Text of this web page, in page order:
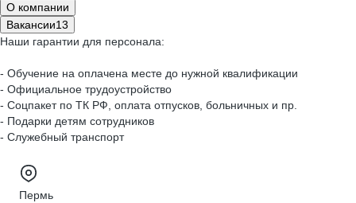
О компании
Вакансии13
Наши гарантии для персонала:
- Обучение на оплачена месте до нужной квалификации
- Официальное трудоустройство
- Соцпакет по ТК РФ, оплата отпусков, больничных и пр.
- Подарки детям сотрудников
- Служебный транспорт
Пермь